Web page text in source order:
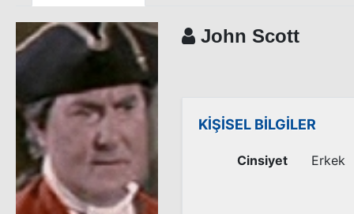
John Scott
KİŞİSEL BİLGİLER
Cinsiyet Erkek